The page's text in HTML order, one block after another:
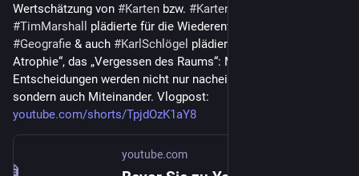
Wertschätzung von #Karten bzw. #Kartenliebe
#TimMarshall
#Geografie & auch #KarlSchlögel plädierte gegen die „spatiale
Atrophie“, das „Vergessen des Raums“: Menschliche
Entscheidungen werden nicht nur nacheinander getroffen,
sondern auch Miteinander. Vlogpost:
youtube.com/shorts/TpjdOzK1aY8
youtube.com